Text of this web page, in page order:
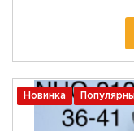
Новинка